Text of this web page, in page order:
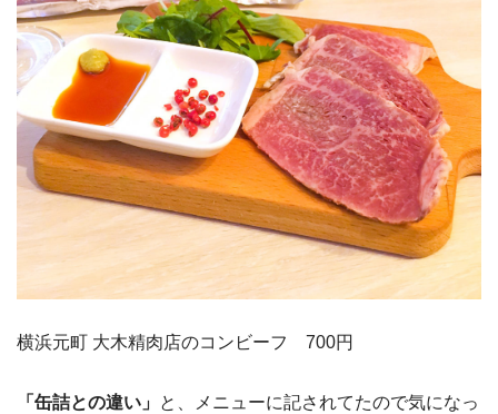
横浜元町 大木精肉店のコンビーフ 700円
「缶詰との違い」 と、メニューに記されてたので気になっ